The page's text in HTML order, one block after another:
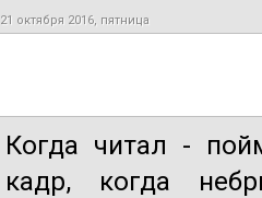
21 октября 2016, пятница
Когда читал -
кадр, когда